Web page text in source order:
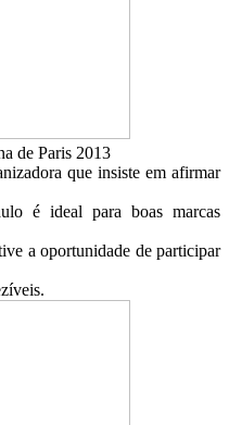
de Paris 2013
que insiste em afirmar
é ideal para boas marcas
a oportunidade de participar